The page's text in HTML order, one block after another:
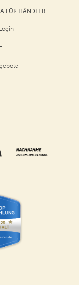
FÜR HÄNDLER